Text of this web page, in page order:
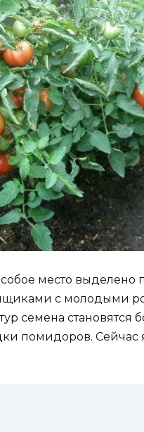
место выделено
с молодыми
семена становятся
помидоров.